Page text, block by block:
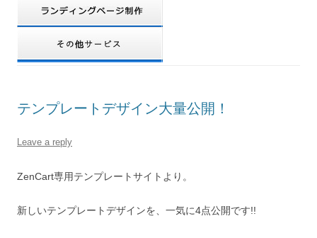
DAILY ARCHIVES:2008年7月31日
テンプレートデザイン大量公開！
Leave a reply
ZenCart専用テンプレートサイトより。
新しいテンプレートデザインを、一気に4点公開です!!